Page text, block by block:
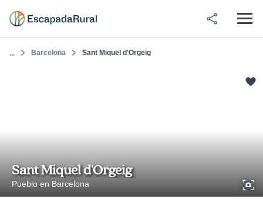
... Barcelona Sant Miquel d'Orgeig
Sant Miquel d'Orgeig
Pueblo en Barcelona